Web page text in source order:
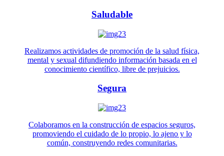
Saludable
Realizamos actividades de promoción de la salud física,
mental y sexual difundiendo información basada en el
conocimiento científico, libre de prejuicios.
Segura
Colaboramos en la construcción de espacios seguros,
promoviendo el cuidado de lo propio, lo ajeno y lo
común, construyendo redes comunitarias.